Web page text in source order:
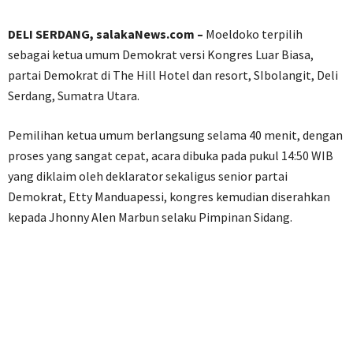
DELI SERDANG, salakaNews.com – Moeldoko terpilih
sebagai ketua umum Demokrat versi Kongres Luar Biasa,
partai Demokrat di The Hill Hotel dan resort, SIbolangit, Deli
Serdang, Sumatra Utara.
Pemilihan ketua umum berlangsung selama 40 menit, dengan
proses yang sangat cepat, acara dibuka pada pukul 14:50 WIB
yang diklaim oleh deklarator sekaligus senior partai
Demokrat, Etty Manduapessi, kongres kemudian diserahkan
kepada Jhonny Alen Marbun selaku Pimpinan Sidang.